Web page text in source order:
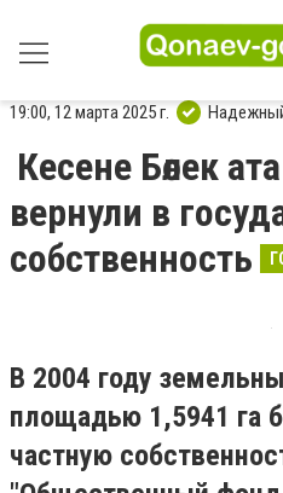
19:00, 12 марта 2025 г.
Кесене Бөлек
вернули в
собственность
В 2004 году
площадью 1,5941 га
частную